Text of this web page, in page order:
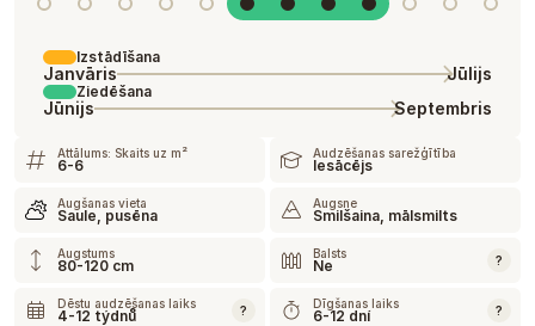
Izstādīšana
Janvāris Jūlijs
Ziedēšana
Jūnijs Septembris
Attālums: Skaits uz m²
6-6
Audzēšanas sarežģītība
Iesācējs
Augšanas vieta
Saule, pusēna
Augsne
Smilšaina, mālsmilts
Augstums
80-120 cm
Balsts
Ne ?
Dēstu audzēšanas laiks
4-12 týdnů ? Dīgšanas laiks
6-12 dní ?